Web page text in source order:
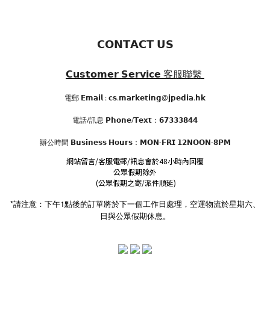
𝗖𝗢𝗡𝗧𝗔𝗖𝗧 𝗨𝗦
𝗖𝘂𝘀𝘁𝗼𝗺𝗲𝗿 𝗦𝗲𝗿𝘃𝗶𝗰𝗲 客服聯繫
電郵 𝗘𝗺𝗮𝗶𝗹 : 𝗰𝘀.𝗺𝗮𝗿𝗸𝗲𝘁𝗶𝗻𝗴@𝗷𝗽𝗲𝗱𝗶𝗮.𝗵𝗸
電話/訊息 𝗣𝗵𝗼𝗻𝗲/𝗧𝗲𝘅𝘁：𝟲𝟳𝟯𝟯𝟯𝟴𝟰𝟰
辦公時間 𝗕𝘂𝘀𝗶𝗻𝗲𝘀𝘀 𝗛𝗼𝘂𝗿𝘀：𝗠𝗢𝗡-𝗙𝗥𝗜 𝟭𝟮𝗡𝗢𝗢𝗡-𝟴𝗣𝗠
網站留言/客服電郵/訊息會於48小時內回覆
公眾假期除外
(公眾假期之寄/派件順延)
*請注意：下午1點後的訂單將於下一個工作日處理，空運物流於星期六、
日與公眾假期休息。